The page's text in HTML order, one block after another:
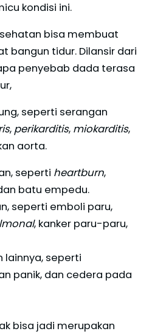
kondisi ini.
bisa membuat
bangun tidur. Dilansir dari
penyebab dada terasa
seperti serangan
, perikarditis, miokarditis,
aorta.
seperti heartburn,
batu empedu.
seperti emboli paru,
, kanker paru-paru,
lainnya, seperti
panik, dan cedera pada
bisa jadi merupakan